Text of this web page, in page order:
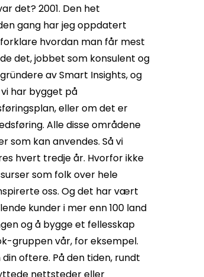
det? 2001. Den het
gang har jeg oppdatert
hvordan man får mest
det, jobbet som konsulent og
av Smart Insights, og
har bygget på
eller om det er
Alle disse områdene
som kan anvendes. Så vi
hvert tredje år. Hvorfor ikke
som folk over hele
oss. Og det har vært
kunder i mer enn 100 land
og å bygge et fellesskap
gruppen vår, for eksempel.
oftere. På den tiden, rundt